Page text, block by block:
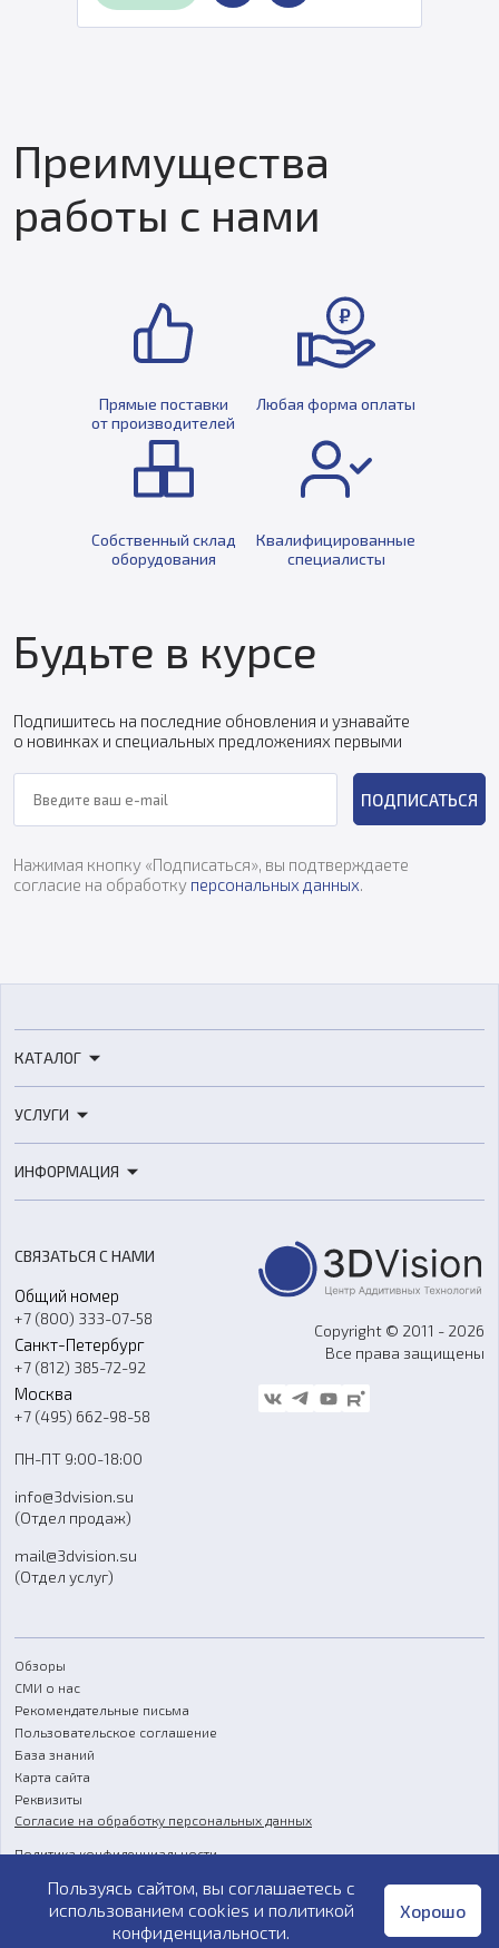
Преимущества
работы с нами
Прямые поставки
от производителей
Любая форма оплаты
Собственный склад
оборудования
Квалифицированные
специалисты
Будьте в курсе
Подпишитесь на последние обновления и узнавайте
о новинках и специальных предложениях первыми
ПОДПИСАТЬСЯ
Нажимая кнопку «Подписаться», вы подтверждаете
согласие на обработку персональных данных.
КАТАЛОГ
3D-сканеры
Расходные материалы
Оборудование и материалы для вакуумного литья
Аксессуары и прочее оборудование
Программное обеспечение
УСЛУГИ
3D-моделирование
Ремонт и услуги
ИНФОРМАЦИЯ
О компании
Контакты
Гос. закупки
Стать дилером
Блог
FAQ
СВЯЗАТЬСЯ С НАМИ
Общий номер
+7 (800) 333-07-58
Санкт-Петербург
+7 (812) 385-72-92
Москва
+7 (495) 662-98-58
ПН-ПТ 9:00-18:00
info@3dvision.su
(Отдел продаж)
mail@3dvision.su
(Отдел услуг)
Copyright © 2011 - 2026
Все права защищены
Обзоры
СМИ о нас
Рекомендательные письма
Пользовательское соглашение
База знаний
Карта сайта
Реквизиты
Согласие на обработку персональных данных
Политика конфиденциальности
Публичная оферта
Пользуясь сайтом, вы соглашаетесь с
использованием cookies и политикой
конфиденциальности.
Хорошо